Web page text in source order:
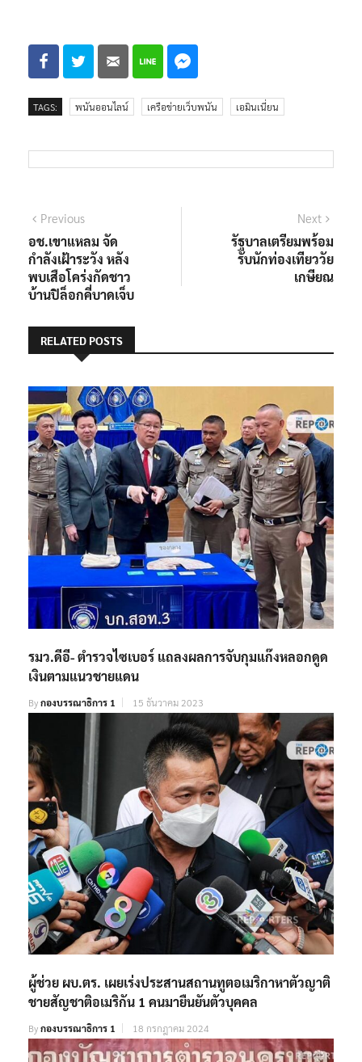
TAGS: พนันออนไลน์ เครือข่ายเว็บพนัน เอมินเนี่ยน
แนะแนว
เรื่อง
PreviousPrevious
post:
อช.เขาแหลม จัด
กำลังเฝ้าระวัง หลัง
พบเสือโคร่งกัดชาว
บ้านปิล็อกคี่บาดเจ็บ
Next
รัฐบาลเตรียมพร้อม
รับนักท่องเทียววัย
เกษียณ
RELATED POSTS
รมว.ดีอี- ตำรวจไซเบอร์ แถลงผลการจับกุมแก๊งหลอกดูด
เงินตามแนวชายแดน
Byกองบรรณาธิการ 1 15 ธันวาคม 2023
ผู้ช่วย ผบ.ตร. เผยเร่งประสานสถานทูตอเมริกาหาตัวญาติ
ชายสัญชาติอเมริกัน 1 คนมายืนยันตัวบุคคล
Byกองบรรณาธิการ 1 18 กรกฎาคม 2024